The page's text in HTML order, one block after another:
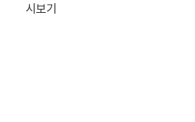
시보기